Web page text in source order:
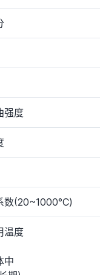
强度
数(20~1000°C)
温度
中